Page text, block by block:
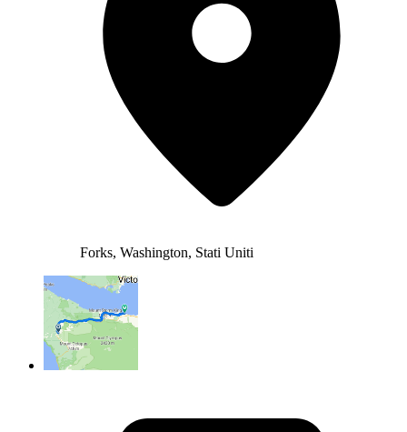
Forks, Washington, Stati Uniti